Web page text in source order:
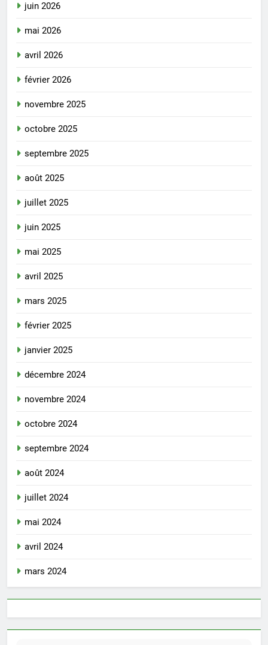
juin 2026
mai 2026
avril 2026
février 2026
novembre 2025
octobre 2025
septembre 2025
août 2025
juillet 2025
juin 2025
mai 2025
avril 2025
mars 2025
février 2025
janvier 2025
décembre 2024
novembre 2024
octobre 2024
septembre 2024
août 2024
juillet 2024
mai 2024
avril 2024
mars 2024